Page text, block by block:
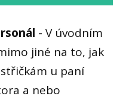
- V úvodním
jiné na to, jak
u paní
a nebo